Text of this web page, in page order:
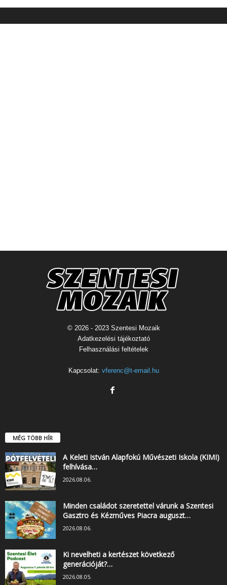
© 2026 - 2023 Szentesi Mozaik
Adatkezelési tájékoztató
Felhasználási feltételek
Kapcsolat: vferenc@t-email.hu
MÉG TÖBB HÍR
A Keleti István Alapfokú Művészeti Iskola (KIMI)
felhívása…
2026.08.06.
Minden családot szeretettel várunk a Szentesi
Gasztro és Kézműves Piacra auguszt…
2026.08.06.
Ki nevelheti a kertészet következő
generációját?…
2026.08.05.